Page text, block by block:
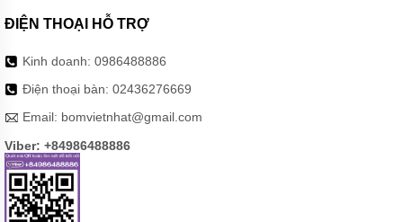
MÁY
BƠM
NGHIỆP
TIN
TỨC
GIỚI
THIỆU
SẢN
PHẨM
MỚI
ĐIỆN THOẠI HỖ TRỢ
Kinh doanh: 0986488886
Điện thoại bàn: 02436276669
Email: bomvietnhat@gmail.com
Viber: +84986488886